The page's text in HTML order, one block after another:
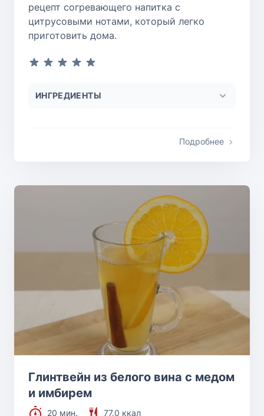
рецепт согревающего напитка с
цитрусовыми нотами, который легко
приготовить дома.
ИНГРЕДИЕНТЫ
Подробнее
Глинтвейн из белого вина с медом
и имбирем
20 мин.
77.0 ккал